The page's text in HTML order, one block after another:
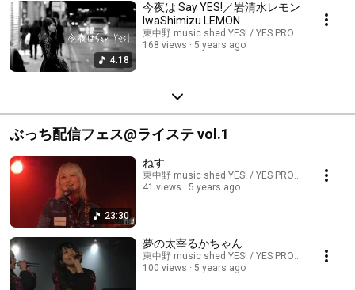
4:18
今夜は Say YES!／岩清水レモン
IwaShimizu LEMON
東中野 music shed YES! / YES PROMOTION
168 views
5 years ago
ぶっち配信フェス@ライステ vol.1
23:30
ねす
東中野 music shed YES! / YES PROMOTION
41 views
5 years ago
夢の太宰るかちゃん
東中野 music shed YES! / YES PROMOTION
100 views
5 years ago